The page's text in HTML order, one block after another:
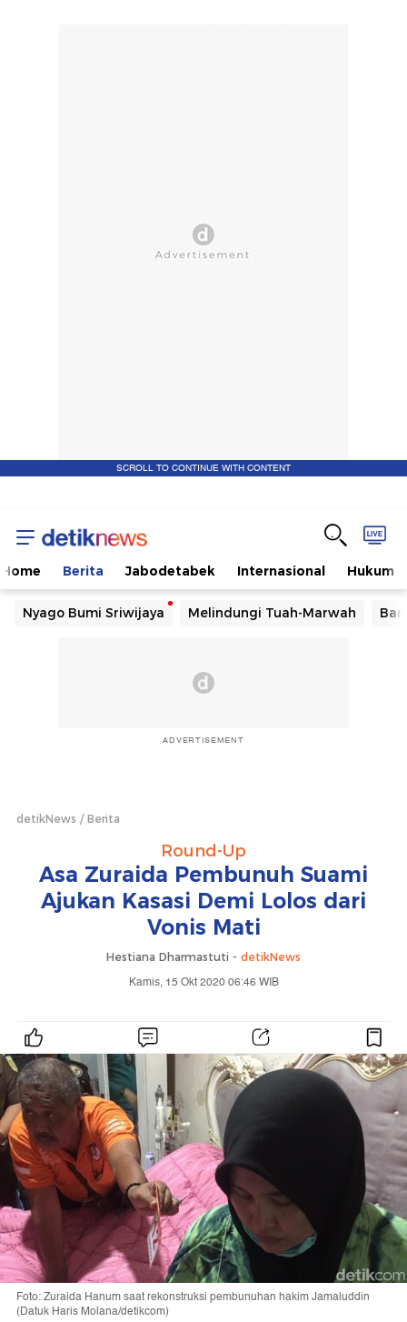
SCROLL TO CONTINUE WITH CONTENT
Home Berita Jabodetabek Internasional Hukum
Nyago Bumi Sriwijaya Melindungi Tuah-Marwah
ADVERTISEMENT
detikNews Berita
Round-Up
Asa Zuraida Pembunuh Suami
Ajukan Kasasi Demi Lolos dari
Vonis Mati
Hestiana Dharmastuti - detikNews
Kamis, 15 Okt 2020 06:46 WIB
Foto: Zuraida Hanum saat rekonstruksi pembunuhan hakim Jamaluddin
(Datuk Haris Molana/detikcom)